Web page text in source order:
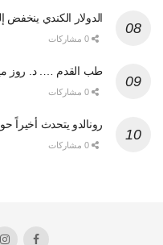
الدولار الكندي
طب القدم …. د. روز
رونالدو يتحدث أخيراً